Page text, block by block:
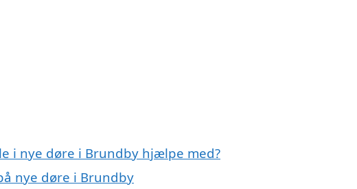
i nye døre i Brundby hjælpe med?
nye døre i Brundby